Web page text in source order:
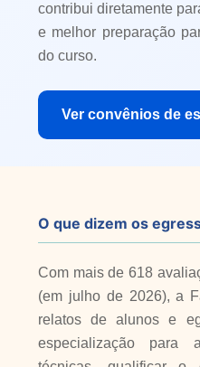
contribui diretamente
e melhor preparação
do curso.
Ver convênios de
O que dizem os
Com mais de 618
(em julho de 2026), a
relatos de alunos e
especialização para